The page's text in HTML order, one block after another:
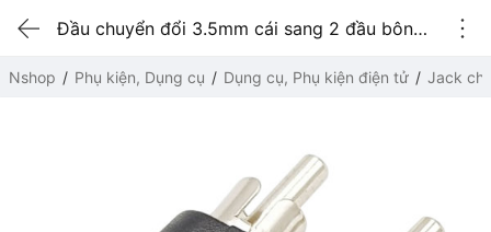
Đầu chuyển đổi 3.5mm cái sang 2 đầu bông sen RCA đực
Nshop Phụ kiện, Dụng cụ Dụng cụ, Phụ kiện điện tử Jack